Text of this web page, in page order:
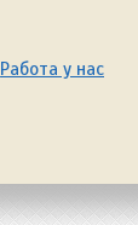
Работа у нас